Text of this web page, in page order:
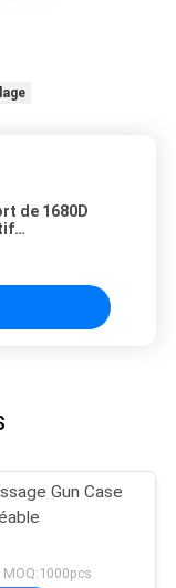
de 1680D
Gun Case